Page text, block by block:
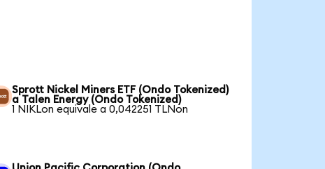
Sprott Nickel Miners ETF (Ondo Tokenized)
a Talen Energy (Ondo Tokenized)
1 NIKLon equivale a 0,042251 TLNon